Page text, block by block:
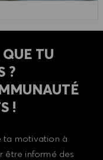
TU
?
!
ta motivation à
être informé des